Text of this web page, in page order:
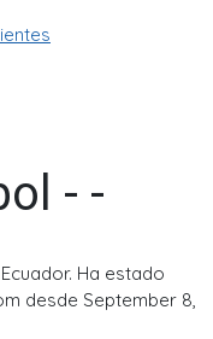
- -
Ha estado
desde September 8,